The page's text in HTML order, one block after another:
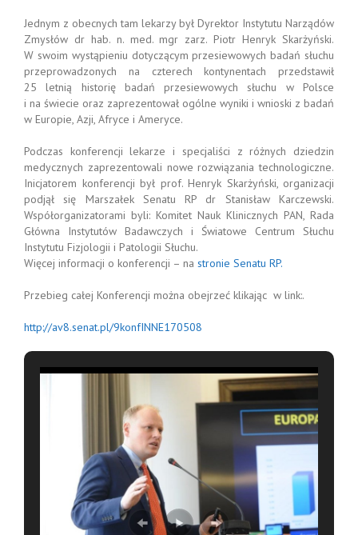
Jednym z obecnych tam lekarzy był Dyrektor Instytutu Narządów
Zmysłów dr hab. n. med. mgr zarz. Piotr Henryk Skarżyński.
W swoim wystąpieniu dotyczącym przesiewowych badań słuchu
przeprowadzonych na czterech kontynentach przedstawił
25 letnią historię badań przesiewowych słuchu w Polsce
i na świecie oraz zaprezentował ogólne wyniki i wnioski z badań
w Europie, Azji, Afryce i Ameryce.
Podczas konferencji lekarze i specjaliści z różnych dziedzin
medycznych zaprezentowali nowe rozwiązania technologiczne.
Inicjatorem konferencji był prof. Henryk Skarżyński, organizacji
podjął się Marszałek Senatu RP dr Stanisław Karczewski.
Współorganizatorami byli: Komitet Nauk Klinicznych PAN, Rada
Główna Instytutów Badawczych i Światowe Centrum Słuchu
Instytutu Fizjologii i Patologii Słuchu.
Więcej informacji o konferencji – na stronie Senatu RP.
Przebieg całej Konferencji można obejrzeć klikając w link:.
http://av8.senat.pl/9konfINNE170508